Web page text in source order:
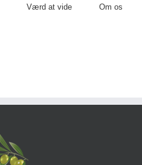
Værd at vide Om os